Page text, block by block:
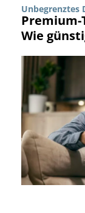
Unbegrenztes
Premium-
Wie